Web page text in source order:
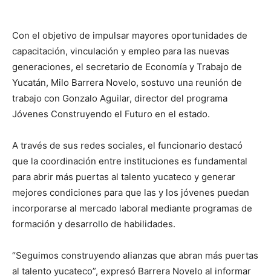
Con el objetivo de impulsar mayores oportunidades de
capacitación, vinculación y empleo para las nuevas
generaciones, el secretario de Economía y Trabajo de
Yucatán, Milo Barrera Novelo, sostuvo una reunión de
trabajo con Gonzalo Aguilar, director del programa
Jóvenes Construyendo el Futuro en el estado.
A través de sus redes sociales, el funcionario destacó
que la coordinación entre instituciones es fundamental
para abrir más puertas al talento yucateco y generar
mejores condiciones para que las y los jóvenes puedan
incorporarse al mercado laboral mediante programas de
formación y desarrollo de habilidades.
“Seguimos construyendo alianzas que abran más puertas
al talento yucateco”, expresó Barrera Novelo al informar